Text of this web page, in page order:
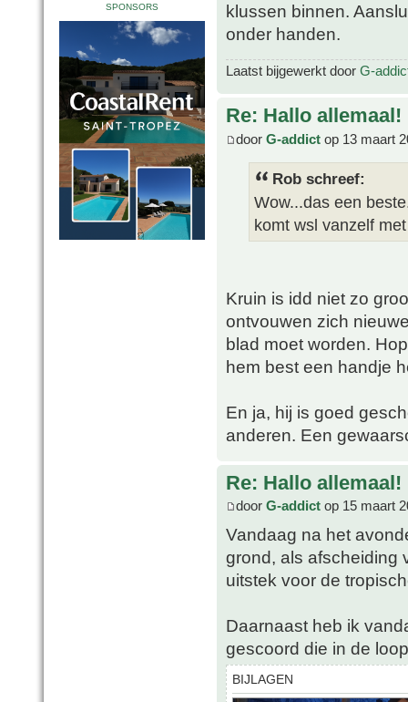
SPONSORS
klussen binnen.
onder handen.
Laatst bijgewerkt door G-
Re: Hallo allemaal!
door G-addict op 13 maart
Rob schreef:
Wow...das een
komt wsl vanzelf
Kruin is idd niet zo
ontvouwen zich
blad moet worden.
hem best een handje
En ja, hij is goed
anderen. Een
Re: Hallo allemaal!
door G-addict op 15 maart
Vandaag na het
grond, als afscheiding
uitstek voor de
Daarnaast heb ik
gescoord die in de
BIJLAGEN